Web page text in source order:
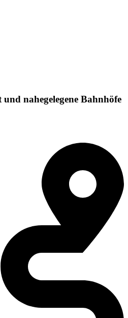
nahegelegene Bahnhöfe